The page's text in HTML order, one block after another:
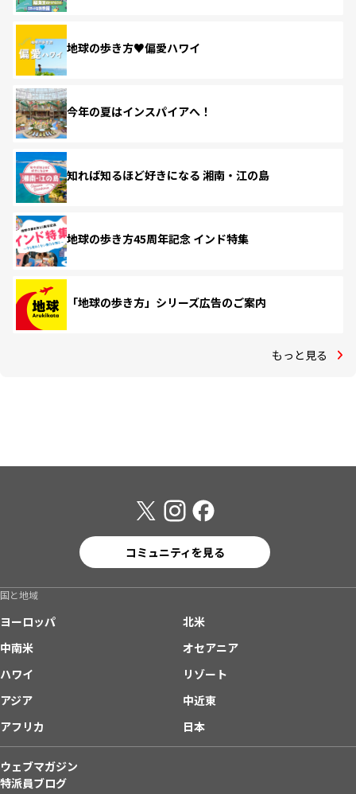
地球の歩き方♥偏愛ハワイ
今年の夏はインスパイアへ！
知れば知るほど好きになる 湘南・江の島
地球の歩き方45周年記念 インド特集
「地球の歩き方」シリーズ広告のご案内
もっと見る
コミュニティを見る
国と地域
ヨーロッパ
北米
中南米
オセアニア
ハワイ
リゾート
アジア
中近東
アフリカ
日本
ウェブマガジン
特派員ブログ